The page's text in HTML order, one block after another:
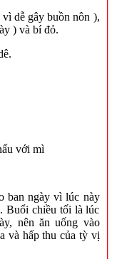
dễ gây buồn nôn ),
) và bí đỏ.
với mì
ngày vì lúc này
Buổi chiều tối là lúc
nên ăn uống vào
và hấp thu của tỳ vị